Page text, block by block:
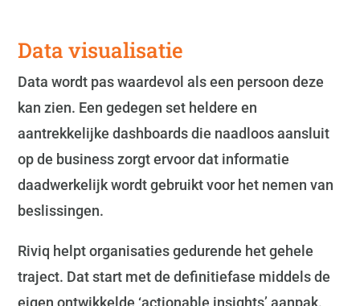
Data visualisatie
Data wordt pas waardevol als een persoon deze
kan zien. Een gedegen set heldere en
aantrekkelijke dashboards die naadloos aansluit
op de business zorgt ervoor dat informatie
daadwerkelijk wordt gebruikt voor het nemen van
beslissingen.
Riviq helpt organisaties gedurende het gehele
traject. Dat start met de definitiefase middels de
eigen ontwikkelde ‘actionable insights’ aanpak.